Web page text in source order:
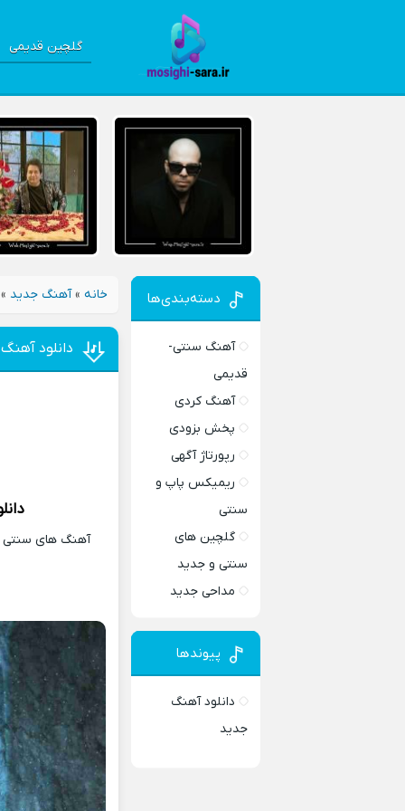
گلچین قدیمی
خانه »آهنگ جدید
دانلود
آهنگ های سنتی
دسته‌بندی‌ها
آهنگ سنتی-
قدیمی
آهنگ کردی
پخش بزودی
رپورتاژ آگهی
ریمیکس پاپ و
سنتی
گلچین های
سنتی و جدید
مداحی جدید
پیوندها
دانلود آهنگ
جدید